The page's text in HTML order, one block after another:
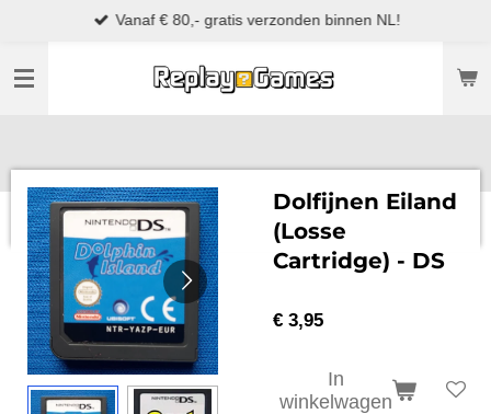
naar
Vanaf € 80,- gratis verzonden binnen NL!
Dolfijnen Eiland
(Losse
Cartridge) - DS
€ 3,95
In
winkelwagen